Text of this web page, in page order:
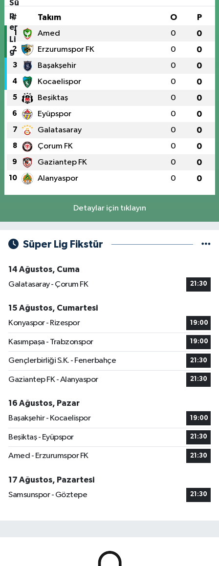
# Takım O P
1 Amed 0 0
2 Erzurumspor FK 0 0
3 Başakşehir 0 0
4 Kocaelispor 0 0
5 Beşiktaş 0 0
6 Eyüpspor 0 0
7 Galatasaray 0 0
8 Çorum FK 0 0
9 Gaziantep FK 0 0
10 Alanyaspor 0 0
Detaylar için tıklayın
Süper Lig Fikstür
14 Ağustos, Cuma
Galatasaray - Çorum FK
21:30
15 Ağustos, Cumartesi
Konyaspor - Rizespor
19:00
Kasımpaşa - Trabzonspor 19:00
Gençlerbirliği S.K. - Fenerbahçe 21:30
Gaziantep FK - Alanyaspor 21:30
16 Ağustos, Pazar
Başakşehir - Kocaelispor
19:00
Beşiktaş - Eyüpspor 21:30
Amed - Erzurumspor FK 21:30
17 Ağustos, Pazartesi
Samsunspor - Göztepe
21:30